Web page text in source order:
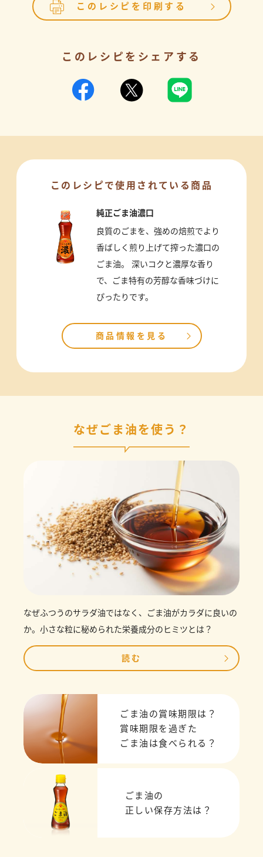
このレシピを印刷する
このレシピをシェアする
このレシピで使用されている商品
純正ごま油濃口
良質のごまを、強めの焙煎でより
香ばしく煎り上げて搾った濃口の
ごま油。 深いコクと濃厚な香り
で、ごま特有の芳醇な香味づけに
ぴったりです。
商品情報を見る
なぜごま油を使う？
なぜふつうのサラダ油ではなく、ごま油がカラダに良いの
か。小さな粒に秘められた栄養成分のヒミツとは？
読む
ごま油の賞味期限は？
賞味期限を過ぎた
ごま油は食べられる？
ごま油の
正しい保存方法は？